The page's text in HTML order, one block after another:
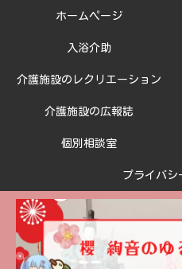
ホームページ
入浴介助
介護施設のレクリエーション
介護施設の広報誌
個別相談室
プライバシ